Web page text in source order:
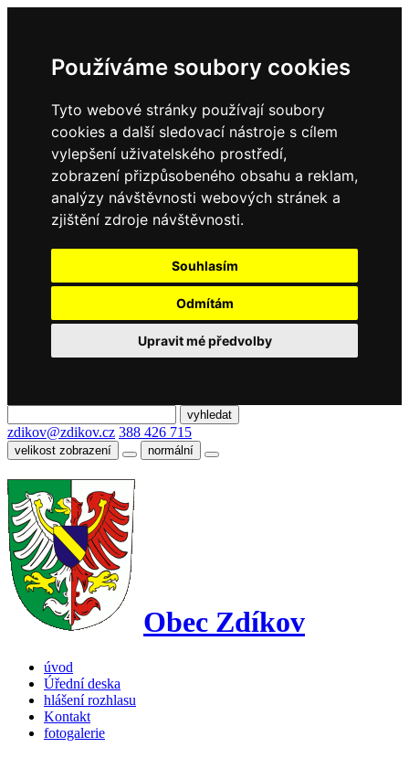
Používáme soubory cookies
Tyto webové stránky používají soubory
cookies a další sledovací nástroje s cílem
vylepšení uživatelského prostředí,
zobrazení přizpůsobeného obsahu a reklam,
analýzy návštěvnosti webových stránek a
zjištění zdroje návštěvnosti.
Souhlasím
Odmítám
Upravit mé předvolby
zdikov@zdikov.cz 388 426 715
velikost zobrazení normální
Obec Zdíkov
úvod
Úřední deska
hlášení rozhlasu
Kontakt
fotogalerie